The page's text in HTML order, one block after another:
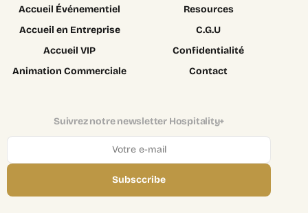
Accueil Événementiel
Accueil en Entreprise
Accueil VIP
Animation Commerciale
Resources
C.G.U
Confidentialité
Contact
Suivrez notre newsletter Hospitality+
Subsccribe